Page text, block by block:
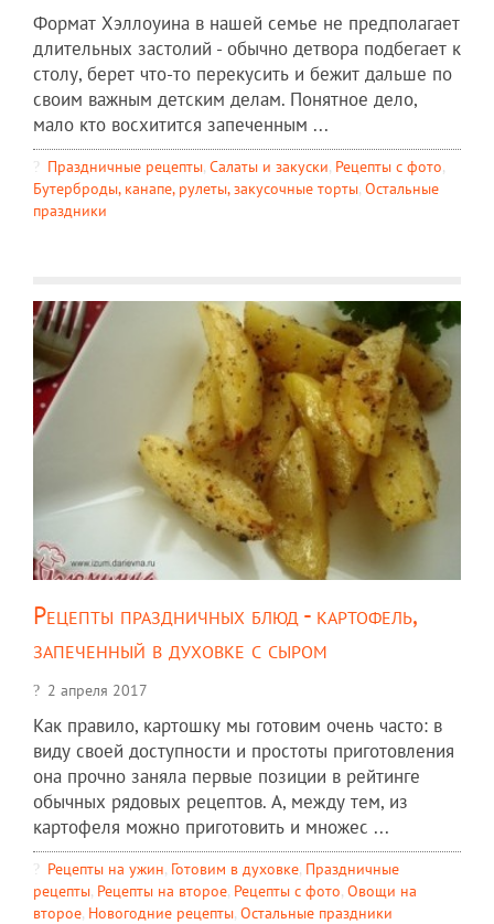
Формат Хэллоуина в нашей семье не предполагает
длительных застолий - обычно детвора подбегает к
столу, берет что-то перекусить и бежит дальше по
своим важным детским делам. Понятное дело,
мало кто восхитится запеченным ...
Праздничные рецепты, Салаты и закуски, Рецепты c фото,
Бутерброды, канапе, рулеты, закусочные торты, Остальные
праздники
Рецепты праздничных блюд - картофель,
запеченный в духовке с сыром
2 апреля 2017
Как правило, картошку мы готовим очень часто: в
виду своей доступности и простоты приготовления
она прочно заняла первые позиции в рейтинге
обычных рядовых рецептов. А, между тем, из
картофеля можно приготовить и множес ...
Рецепты на ужин, Готовим в духовке, Праздничные
рецепты, Рецепты на второе, Рецепты c фото, Овощи на
второе, Новогодние рецепты, Остальные праздники